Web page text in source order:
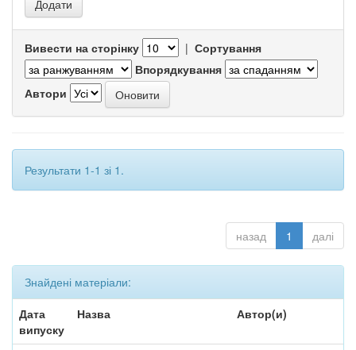
Вивести на сторінку | Сортування
Впорядкування
Автори
Результати 1-1 зі 1.
назад 1 далі
Знайдені матеріали:
Дата
випуску
Назва Автор(и)